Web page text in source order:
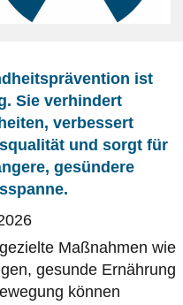
ist
Sie verhindert
verbessert
und sorgt für
gesündere
Maßnahmen wie
gesunde Ernährung
können